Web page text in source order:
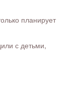
планирует
с детьми,